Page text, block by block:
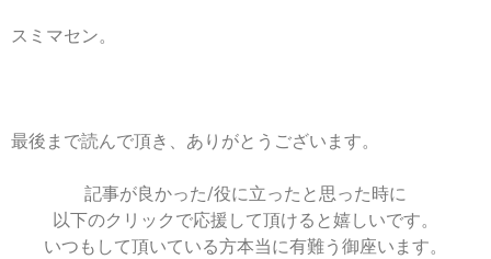
スミマセン。
最後まで読んで頂き、ありがとうございます。
記事が良かった/役に立ったと思った時に
以下のクリックで応援して頂けると嬉しいです。
いつもして頂いている方本当に有難う御座います。